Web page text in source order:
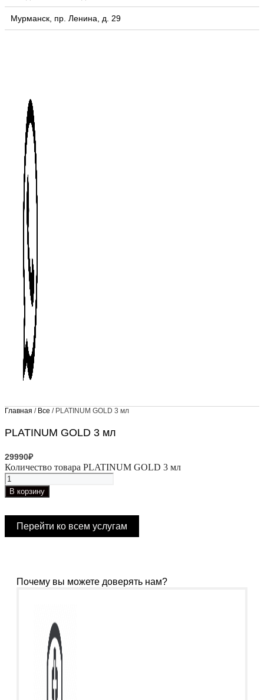
Мурманск, пр. Ленина, д. 29
Главная / Все / PLATINUM GOLD 3 мл
PLATINUM GOLD 3 мл
29990₽
Количество товара PLATINUM GOLD 3 мл
В корзину
Перейти ко всем услугам
Почему вы можете доверять нам?